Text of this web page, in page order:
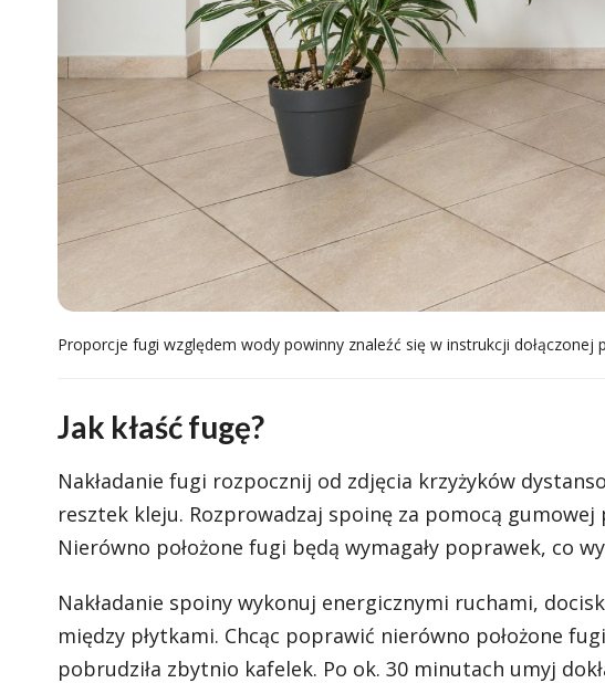
Proporcje fugi względem wody powinny znaleźć się w instrukcji dołączonej
Jak kłaść fugę?
Nakładanie fugi rozpocznij od zdjęcia krzyżyków
resztek kleju. Rozprowadzaj spoinę za pomocą
Nierówno położone fugi będą wymagały poprawek, co
Nakładanie spoiny wykonuj energicznymi ruchami,
między płytkami. Chcąc poprawić nierówno położone
pobrudziła zbytnio kafelek. Po ok. 30 minutach umyj